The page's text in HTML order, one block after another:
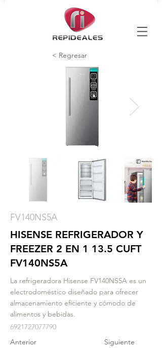
< Regresar
FV140NS5A
HISENSE REFRIGERADOR Y
FREEZER 2 EN 1 13.5 CUFT
FV140NS5A
La refrigeradora Hisense FV140NS5A es un
electrodoméstico diseñado para ofrecer
almacenamiento eficiente y cómodo de
alimentos y bebidas.
6921727077790
Anterior
Siguiente